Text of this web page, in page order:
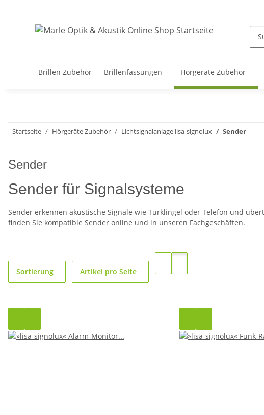
Brillen Zubehör Brillenfassungen Hörgeräte Zubehör
Startseite Hörgeräte Zubehör Lichtsignalanlage lisa-signolux Sender
Sender
Sender für Signalsysteme
Sender erkennen akustische Signale wie Türklingel oder Telefon und
finden Sie kompatible Sender online und in unseren Fachgeschäften.
Sortierung Artikel pro Seite